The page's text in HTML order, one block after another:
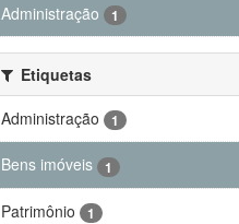
Administração
1
Etiquetas
Administração
1
Bens imóveis 1
Patrimônio 1